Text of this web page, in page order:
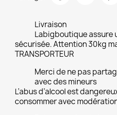
Livraison
Labigboutique assure
sécurisée. Attention 30kg
TRANSPORTEUR
Merci de ne pas
avec des mineurs
L’abus d’alcool est
consommer avec